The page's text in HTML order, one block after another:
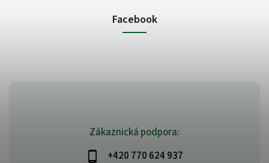
Zákaznická podpora:
+420 770 624 937
Facebook